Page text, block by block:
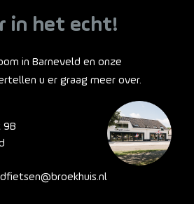
in het echt!
in Barneveld en onze
u er graag meer over.
9B